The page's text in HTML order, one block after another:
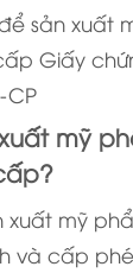
để sản
Giấy
CP
mỹ
xuất mỹ
và cấp